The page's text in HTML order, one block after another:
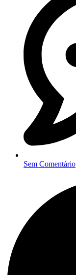
Sem Comentário